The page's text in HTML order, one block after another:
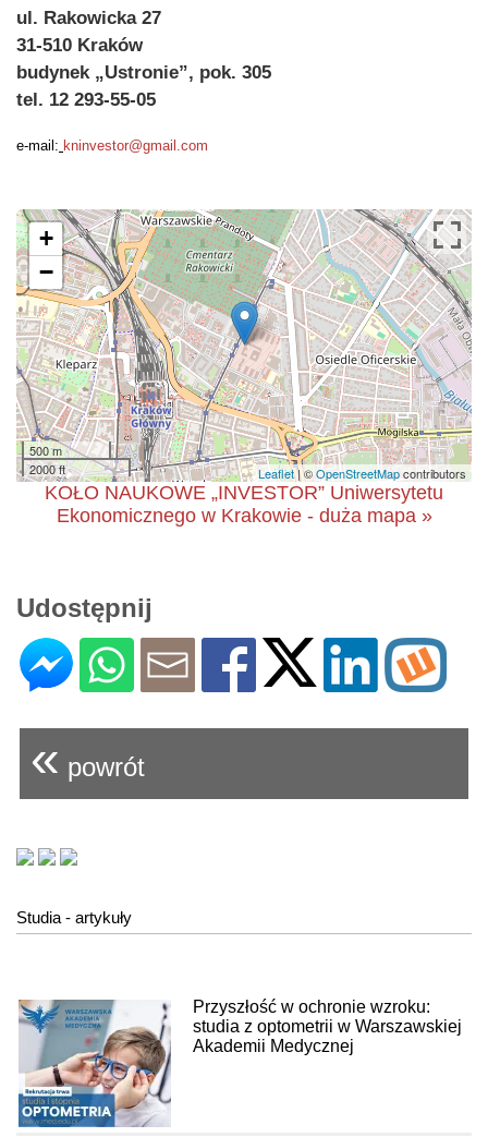
ul. Rakowicka 27
31-510 Kraków
budynek „Ustronie”, pok. 305
tel. 12 293-55-05
e-mail: kninvestor@gmail.com
+
−
500 m
2000 ft
Leaflet| ©OpenStreetMapcontributors
KOŁO NAUKOWE „INVESTOR” Uniwersytetu
Ekonomicznego w Krakowie - duża mapa »
Udostępnij
« powrót
Studia - artykuły
Przyszłość w ochronie wzroku:
studia z optometrii w Warszawskiej
Akademii Medycznej